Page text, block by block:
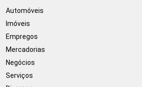
Automóveis
Imóveis
Empregos
Mercadorias
Negócios
Serviços